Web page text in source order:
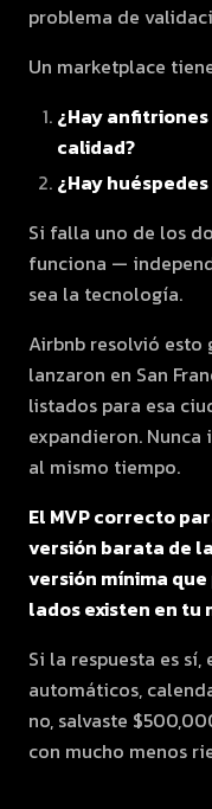
problema de
Un marketplace
¿Hay
calidad?
¿Hay
Si falla uno de los
funciona —
sea la tecnología.
Airbnb resolvió esto
lanzaron en San
listados para esa
expandieron.
al mismo tiempo.
El MVP correcto
versión barata de
versión mínima
lados existen en tu
Si la respuesta es
automáticos,
no, salvaste
con mucho menos